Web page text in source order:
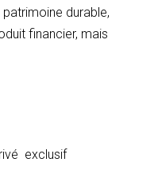
durable,
financier, mais
exclusif